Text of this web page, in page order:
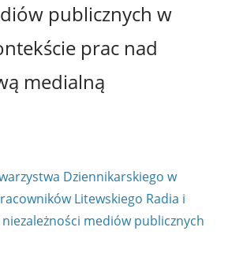
publicznych w
prac nad
medialną